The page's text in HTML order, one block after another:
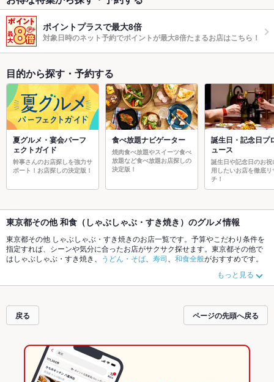
ポイントプラスで最大8倍
対象日時のネット予約でポイントが最大8倍たまるお店はこちら！
目的から探す・予約する
夏グルメ・宴会パーフ
ェクトガイド
幹事さんのお店探しを強力サ
ポート！お店探しの決定版！
食べ放題ナビゲーター
焼肉食べ放題やスイーツ食べ
放題など食べ放題お店探しの
決定版！
誕生日・記念日プ
ュース
誕生日や記念日のお祝
用したいお店を徹底リ
チ！
東京都その他 和食（しゃぶしゃぶ・すき焼き）のグルメ情報
東京都その他 しゃぶしゃぶ・すき焼きのお店一覧です。予算やこだわり条件を
指定すれば、シーンや気分に合ったお店がサクサク探せます。東京都その他で
はしゃぶしゃぶ・すき焼き、
うどん・そば、 寿司、 和食全般がおすすめです。
季節のおすすめ料理など、お店の最新情報をご紹介しているので安心！24時間
使える簡単便利なネット予約が使えるお店も拡大中です。友達どうしの飲み会
グルメをご利用ください。
もっと見る
戻る ページの先頭へ戻る